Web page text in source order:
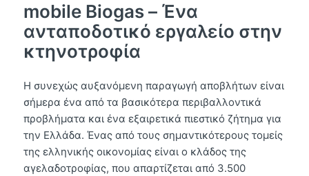
mobile Biogas – Ένα
ανταποδοτικό εργαλείο στην
κτηνοτροφία
Η συνεχώς αυξανόμενη παραγωγή αποβλήτων είναι
σήμερα ένα από τα βασικότερα περιβαλλοντικά
προβλήματα και ένα εξαιρετικά πιεστικό ζήτημα για
την Ελλάδα. Ένας από τους σημαντικότερους τομείς
της ελληνικής οικονομίας είναι ο κλάδος της
αγελαδοτροφίας, που απαρτίζεται από 3.500